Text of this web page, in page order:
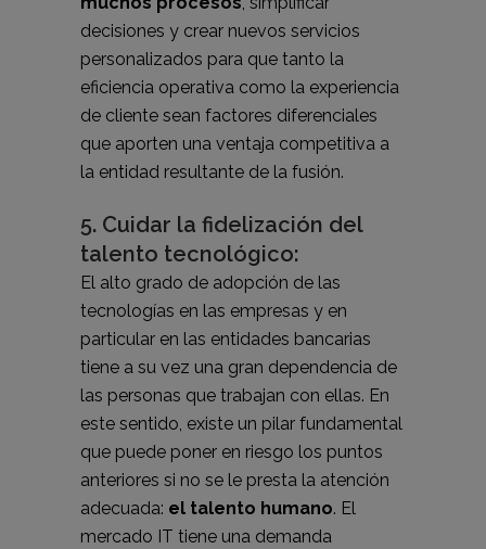
decisiones y crear nuevos servicios
personalizados para que tanto la
eficiencia operativa como la experiencia
de cliente sean factores diferenciales
que aporten una ventaja competitiva a
la entidad resultante de la fusión.
5. Cuidar la fidelización del
talento tecnológico:
El alto grado de adopción de las
tecnologías en las empresas y en
particular en las entidades bancarias
tiene a su vez una gran dependencia de
las personas que trabajan con ellas. En
este sentido, existe un pilar fundamental
que puede poner en riesgo los puntos
anteriores si no se le presta la atención
adecuada: el talento humano. El
mercado IT tiene una demanda